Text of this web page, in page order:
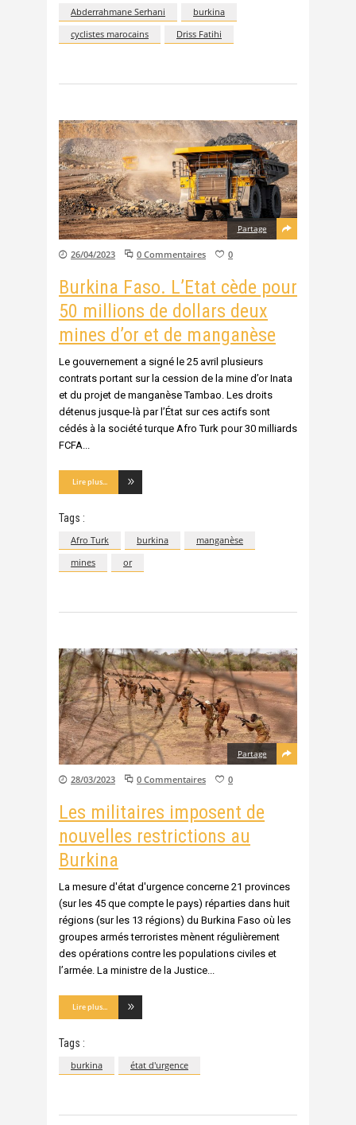
Abderrahmane Serhani
burkina
cyclistes marocains
Driss Fatihi
Partage
26/04/2023 0 Commentaires 0
Burkina Faso. L’Etat cède pour
50 millions de dollars deux
mines d’or et de manganèse
Le gouvernement a signé le 25 avril plusieurs
contrats portant sur la cession de la mine d’or Inata
et du projet de manganèse Tambao. Les droits
détenus jusque-là par l’État sur ces actifs sont
cédés à la société turque Afro Turk pour 30 milliards
FCFA
Lire plus...
Tags :
Afro Turk burkina
manganèse
mines
or
Partage
28/03/2023 0 Commentaires 0
Les militaires imposent de
nouvelles restrictions au
Burkina
La mesure d'état d'urgence concerne 21 provinces
(sur les 45 que compte le pays) réparties dans huit
régions (sur les 13 régions) du Burkina Faso où les
groupes armés terroristes mènent régulièrement
des opérations contre les populations civiles et
l’armée. La ministre de la Justice
Lire plus...
Tags :
burkina état d'urgence